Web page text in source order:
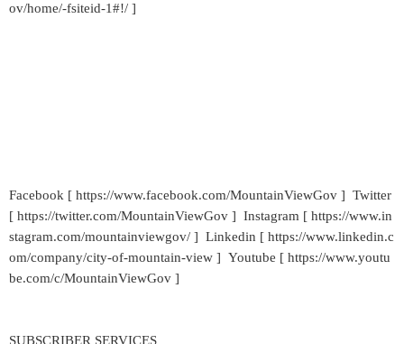
ov/home/-fsiteid-1#!/ ]
Facebook [ https://www.facebook.com/MountainViewGov ] Twitter
[ https://twitter.com/MountainViewGov ] Instagram [ https://www.in
stagram.com/mountainviewgov/ ] Linkedin [ https://www.linkedin.c
om/company/city-of-mountain-view ] Youtube [ https://www.youtu
be.com/c/MountainViewGov ]
SUBSCRIBER SERVICES